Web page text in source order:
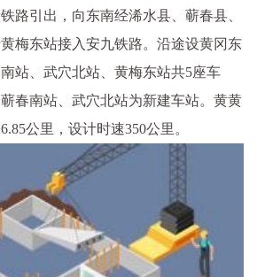
路引出，向东南经浠水县、蕲春县、
梅东站接入安九铁路。沿途设黄冈东
站、武穴北站、黄梅东站共5座车
春南站、武穴北站为新建车站。黄黄
公里，设计时速350公里。